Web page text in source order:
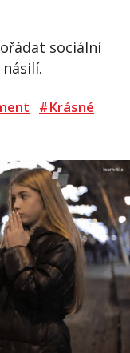
sociální
#Krásné